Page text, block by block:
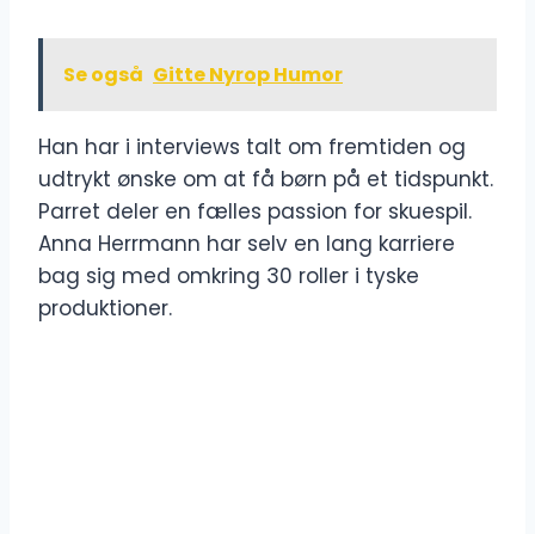
Se også Gitte Nyrop Humor
Han har i interviews talt om fremtiden og
udtrykt ønske om at få børn på et tidspunkt.
Parret deler en fælles passion for skuespil.
Anna Herrmann har selv en lang karriere
bag sig med omkring 30 roller i tyske
produktioner.